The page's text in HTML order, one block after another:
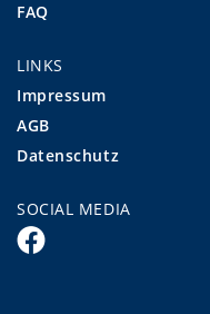
FAQ
LINKS
Impressum
AGB
Datenschutz
SOCIAL MEDIA